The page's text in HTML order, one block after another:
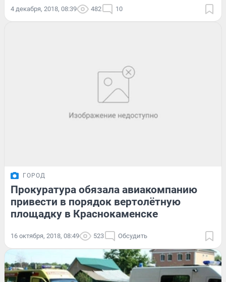
4 декабря, 2018, 08:39 482 10
ГОРОД
Прокуратура обязала авиакомпанию
привести в порядок вертолётную
площадку в Краснокаменске
16 октября, 2018, 08:49 523 Обсудить